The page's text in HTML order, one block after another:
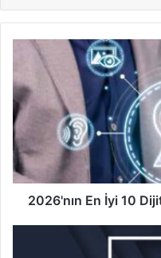
2026'nın
İyi
10
Dijital
Pazarlama
ve
GEO
Ajansı
2026'nın En İyi 10